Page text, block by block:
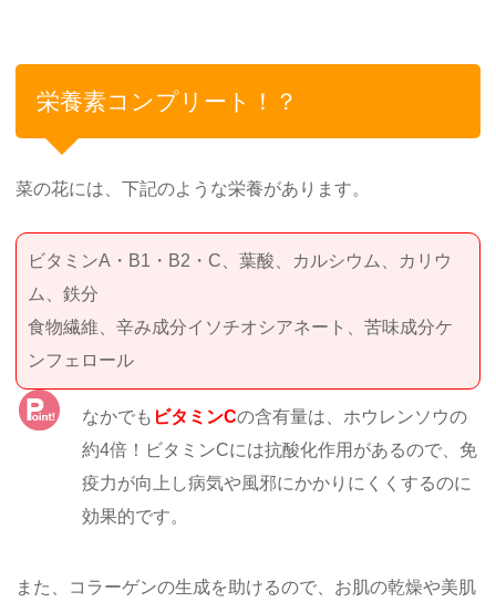
栄養素コンプリート！？
菜の花には、下記のような栄養があります。
ビタミンA・B1・B2・C、葉酸、カルシウム、カリウ
ム、鉄分
食物繊維、辛み成分イソチオシアネート、苦味成分ケ
ンフェロール
なかでも ビタミンCの含有量は、ホウレンソウの
約4倍！ビタミンCには抗酸化作用があるので、免
疫力が向上し病気や風邪にかかりにくくするのに
効果的です。
また、コラーゲンの生成を助けるので、お肌の乾燥や美肌